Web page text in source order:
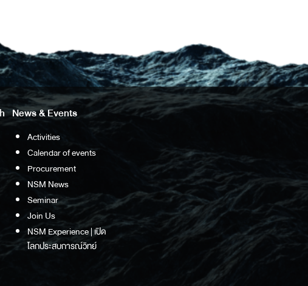
News & Events
Activities
Calendar of events
Procurement
NSM News
Seminar
Join Us
NSM Experience | เปิด
โลกประสบการณ์วิทย์